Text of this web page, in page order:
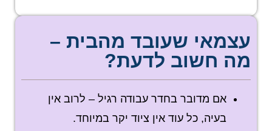
עצמאי שעובד מהבית –
מה חשוב לדעת?
אם מדובר בחדר עבודה רגיל – לרוב אין
בעיה, כל עוד אין ציוד יקר במיוחד.